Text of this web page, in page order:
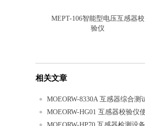
MEPT-106智能型电压互感器校
验仪
相关文章